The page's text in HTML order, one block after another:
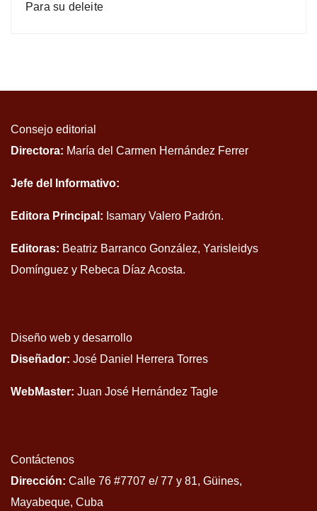
Para su deleite
Consejo editorial
Directora: María del Carmen Hernández Ferrer
Jefe del Informativo:
Editora Principal: Isamary Valero Padrón.
Editoras: Beatriz Barranco González, Yarisleidys
Domínguez y Rebeca Díaz Acosta.
Diseño web y desarrollo
Diseñador: José Daniel Herrera Torres
WebMaster: Juan José Hernández Tagle
Contáctenos
Dirección: Calle 76 #7707 e/ 77 y 81, Güines,
Mayabeque, Cuba